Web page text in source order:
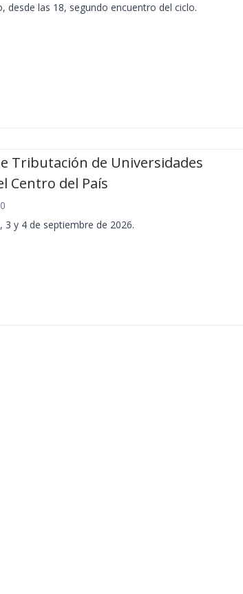
desde las 18, segundo encuentro del ciclo.
Tributación de Universidades
Centro del País
3 y 4 de septiembre de 2026.